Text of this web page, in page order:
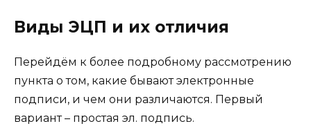
Виды ЭЦП и их отличия
Перейдём к более подробному рассмотрению
пункта о том, какие бывают электронные
подписи, и чем они различаются. Первый
вариант – простая эл. подпись.